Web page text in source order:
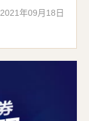
2021年09月18日